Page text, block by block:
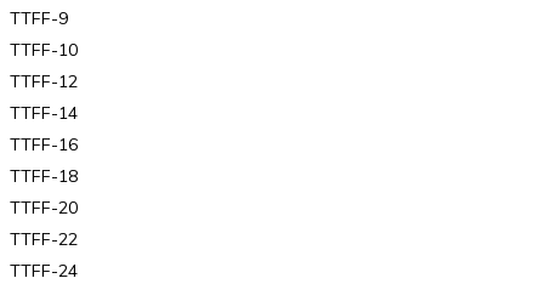
TTFF-9
TTFF-10
TTFF-12
TTFF-14
TTFF-16
TTFF-18
TTFF-20
TTFF-22
TTFF-24